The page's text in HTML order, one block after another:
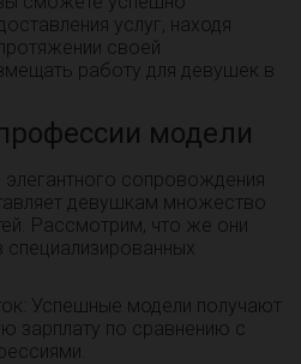
услуг, находя
своей
работу для девушек в
модели
сопровождения
девушкам множество
Рассмотрим, что же они
специализированных
Успешные модели получают
зарплату по сравнению с